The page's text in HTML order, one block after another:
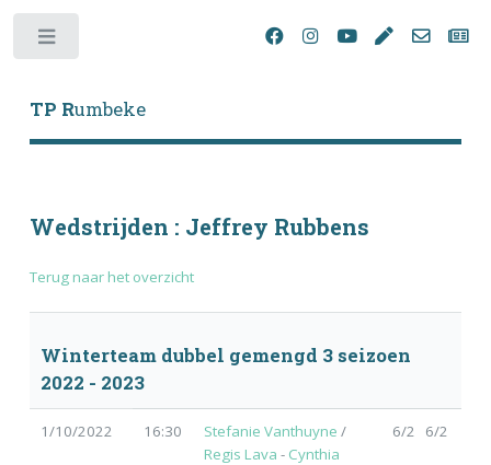
TP Rumbeke
Wedstrijden : Jeffrey Rubbens
Terug naar het overzicht
Winterteam dubbel gemengd 3 seizoen
2022 - 2023
1/10/2022 16:30 Stefanie Vanthuyne /
Regis Lava - Cynthia
6/2 6/2